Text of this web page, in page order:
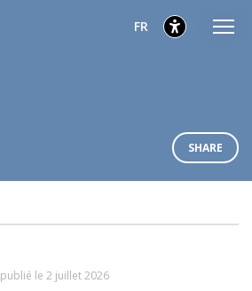
Français
FR
SHARE
publié le 2 juillet 2026